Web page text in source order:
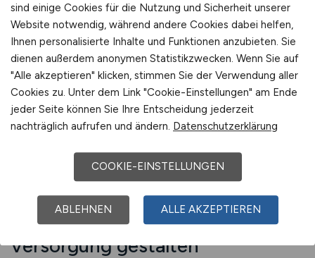
fundierte Stellenangebote im medizinisch-
sozialen Bereich. Ob als Sozialarbeiter mit
klinischer Erfahrung, als Berufsanfänger mit B.A.
Soziale Arbeit oder als Wiedereinsteiger mit
Beratungsprofil: Der Jobfinder zeigt dir, wo du
gebraucht wirst – strukturiert, datensicher,
zielgenau.
Zum Jobfinder
Jetzt mit Sozialkompetenz
Versorgung gestalten
sind einige Cookies für die Nutzung und Sicherheit unserer
Website notwendig, während andere Cookies dabei helfen,
Ihnen personalisierte Inhalte und Funktionen anzubieten. Sie
dienen außerdem anonymen Statistikzwecken. Wenn Sie auf
"Alle akzeptieren" klicken, stimmen Sie der Verwendung aller
Cookies zu. Unter dem Link "Cookie-Einstellungen" am Ende
jeder Seite können Sie Ihre Entscheidung jederzeit
nachträglich aufrufen und ändern. Datenschutzerklärung
COOKIE-EINSTELLUNGEN
ABLEHNEN ALLE AKZEPTIEREN